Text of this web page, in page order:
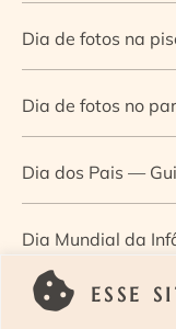
ESSE
Dia de fotos na
Dia de fotos no
Dia dos Pais —
Dia Mundial da
construir a